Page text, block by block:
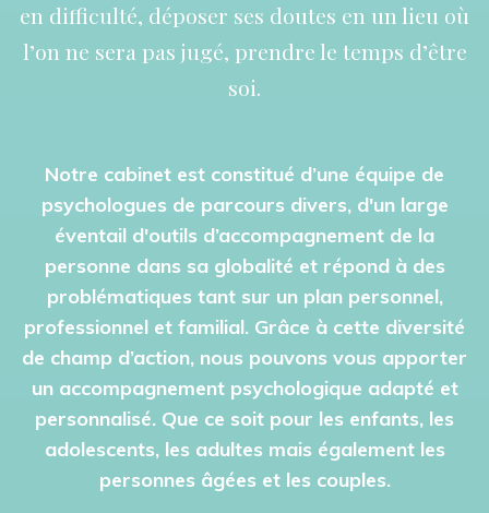
en difficulté, déposer ses doutes en un lieu où
l’on ne sera pas jugé, prendre le temps d’être
soi.
Notre cabinet est constitué d’une équipe de
psychologues de parcours divers, d'un large
éventail d'outils d’accompagnement de la
personne dans sa globalité et répond à des
problématiques tant sur un plan personnel,
professionnel et familial. Grâce à cette diversité
de champ d’action, nous pouvons vous apporter
un accompagnement psychologique adapté et
personnalisé. Que ce soit pour les enfants, les
adolescents, les adultes mais également les
personnes âgées et les couples.